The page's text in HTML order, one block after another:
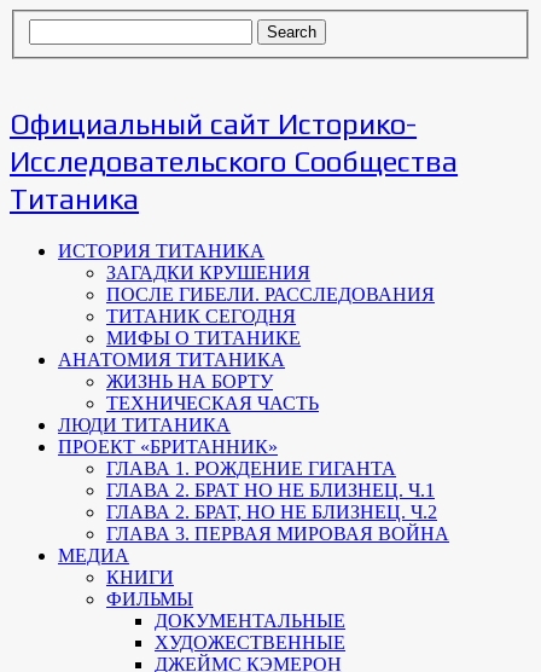
Официальный сайт Историко-
Исследовательского Сообщества
Титаника
ИСТОРИЯ ТИТАНИКА
ЗАГАДКИ КРУШЕНИЯ
ПОСЛЕ ГИБЕЛИ. РАССЛЕДОВАНИЯ
ТИТАНИК СЕГОДНЯ
МИФЫ О ТИТАНИКЕ
АНАТОМИЯ ТИТАНИКА
ЖИЗНЬ НА БОРТУ
ТЕХНИЧЕСКАЯ ЧАСТЬ
ЛЮДИ ТИТАНИКА
ПРОЕКТ «БРИТАННИК»
ГЛАВА 1. РОЖДЕНИЕ ГИГАНТА
ГЛАВА 2. БРАТ НО НЕ БЛИЗНЕЦ. Ч.1
ГЛАВА 2. БРАТ, НО НЕ БЛИЗНЕЦ. Ч.2
ГЛАВА 3. ПЕРВАЯ МИРОВАЯ ВОЙНА
МЕДИА
КНИГИ
ФИЛЬМЫ
ДОКУМЕНТАЛЬНЫЕ
ХУДОЖЕСТВЕННЫЕ
ДЖЕЙМС КЭМЕРОН